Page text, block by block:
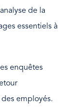
de la
essentiels à
enquêtes
employés.